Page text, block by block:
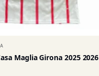
Maglia Girona 2025 2026